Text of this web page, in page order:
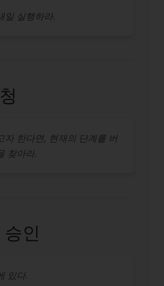
일 실행하라.
자 한다면, 현재의 단계를 버
찾아라.
인
있다.